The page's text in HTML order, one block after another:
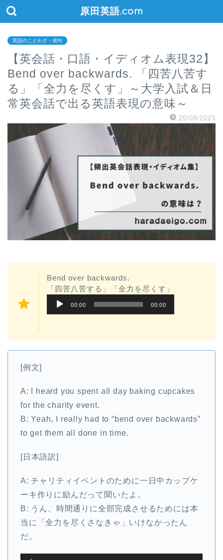
原田英語.com
英語のことわざ・成句
【英会話・口語・イディオム表現32】
Bend over backwards. 「四苦八苦す
る」「全力を尽くす」～大学入試＆日
常英会話で出る英語表現の意味～
29/08/2023
Bend over backwards.
「四苦八苦する」「全力を尽くす」
声
レ
00:00 00:00
[例文]
A: I heard you spent all day baking cupcakes
for the charity event.
B: Yeah, I really had to “bend over backwards”
to get them all done in time.
[日本語訳]
A: チャリティイベントのために一日中カップケ
ーキ作りに励んだって聞いたよ。
B: うん、時間通りに全部完成させるためには本
当に「全力を尽くさなきゃ」いけなかったん
だ。